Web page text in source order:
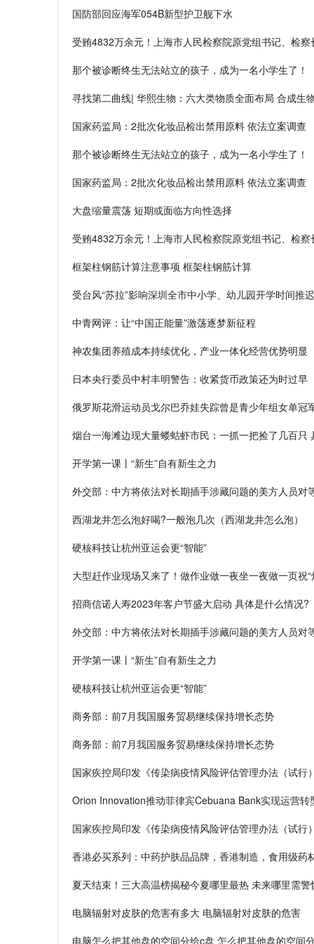
国防部回应海军054B新型护卫舰下水
受贿4832万余元！上海市人民检察院原党组书记、检察
那个被诊断终生无法站立的孩子，成为一名小学生了！
寻找第二曲线| 华熙生物：六大类物质全面布局 合成生
国家药监局：2批次化妆品检出禁用原料 依法立案调查
那个被诊断终生无法站立的孩子，成为一名小学生了！
国家药监局：2批次化妆品检出禁用原料 依法立案调查
大盘缩量震荡 短期或面临方向性选择
受贿4832万余元！上海市人民检察院原党组书记、检察
框架柱钢筋计算注意事项 框架柱钢筋计算
受台风“苏拉”影响深圳全市中小学、幼儿园开学时间推
中青网评：让“中国正能量”激荡逐梦新征程
神农集团养殖成本持续优化，产业一体化经营优势明显
日本央行委员中村丰明警告：收紧货币政策还为时过早
俄罗斯花滑运动员戈尔巴乔娃失踪曾是青少年组女单冠
烟台一海滩边现大量蝼蛄虾市民：一抓一把捡了几百只
开学第一课丨“新生”自有新生之力
外交部：中方将依法对长期插手涉藏问题的美方人员对
西湖龙井怎么泡好喝?一般泡几次（西湖龙井怎么泡）
硬核科技让杭州亚运会更“智能”
大型赶作业现场又来了！做作业做一夜坐一夜做一页祝
招商信诺人寿2023年客户节盛大启动 具体是什么情况?
外交部：中方将依法对长期插手涉藏问题的美方人员对
开学第一课丨“新生”自有新生之力
硬核科技让杭州亚运会更“智能”
商务部：前7月我国服务贸易继续保持增长态势
商务部：前7月我国服务贸易继续保持增长态势
国家疾控局印发《传染病疫情风险评估管理办法（试行
Orion Innovation推动菲律宾Cebuana Bank实现运营转
国家疾控局印发《传染病疫情风险评估管理办法（试行
香港必买系列：中药护肤品品牌，香港制造，食用级
夏天结束！三大高温榜揭秘今夏哪里最热 未来哪里需
电脑辐射对皮肤的危害有多大 电脑辐射对皮肤的危害
电脑怎么把其他盘的空间分给c盘 怎么把其他盘的空间